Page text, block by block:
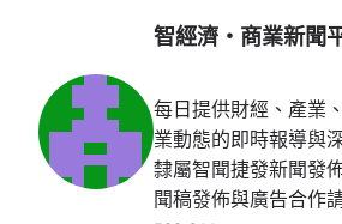
智經濟・商業新聞
每日提供財經、產業
業動態的即時報導與
隸屬智聞捷發新聞發
聞稿發佈與廣告合作